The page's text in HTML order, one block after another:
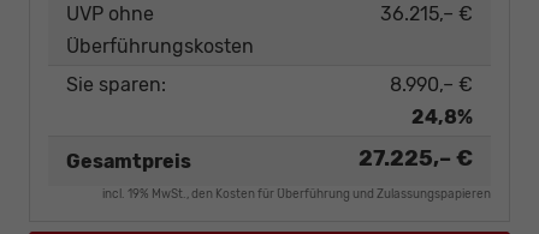
UVP ohne
Überführungskosten
36.215,– €
Sie sparen:
8.990,– €
24,8%
Gesamtpreis
27.225,– €
incl. 19% MwSt., den Kosten für Überführung und Zulassungspapieren